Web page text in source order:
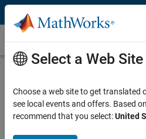
Skip to content
パルス幅変調 (PWM)
PWMとは、Pulse Width Modulation
す。特定の矩形波パルスを使用して
御するための一般的な技術です。
Select a Web Site
Choose a web site to get translated
see local events and offers. Based
recommend that you select:United